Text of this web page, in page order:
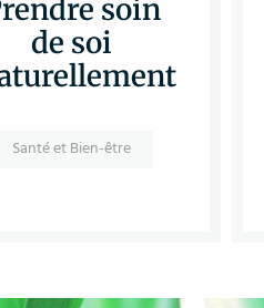
soin
de soi
Santé et Bien-être